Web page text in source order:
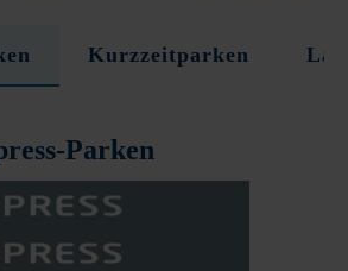
Kurzzeitparken
Parken